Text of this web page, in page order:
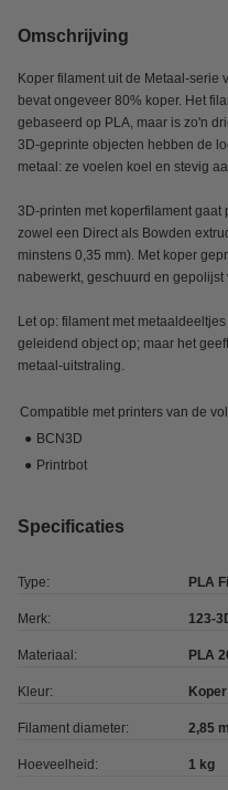
Omschrijving
Koper filament uit de Metaal-serie
bevat ongeveer 80% koper. Het
gebaseerd op PLA, maar is zo'n
3D-geprinte objecten hebben de
metaal: ze voelen koel en stevig
3D-printen met koperfilament gaat
zowel een Direct als Bowden
minstens 0,35 mm). Met koper
nabewerkt, geschuurd en
Let op: filament met
geleidend object op; maar het
metaal-uitstraling.
Compatible met printers van de
● BCN3D
● Printrbot
Specificaties
Type: PLA
Merk: 123-
Materiaal: PLA
Kleur: Koper
Filament diameter: 2,85
Hoeveelheid: 1 kg